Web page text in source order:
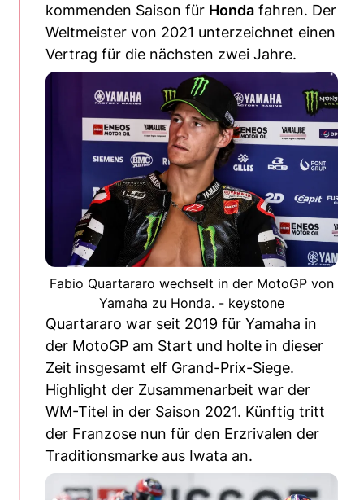
kommenden Saison für Honda fahren. Der
Weltmeister von 2021 unterzeichnet einen
Vertrag für die nächsten zwei Jahre.
Fabio Quartararo wechselt in der MotoGP von
Yamaha zu Honda. - keystone
Quartararo war seit 2019 für Yamaha in
der MotoGP am Start und holte in dieser
Zeit insgesamt elf Grand-Prix-Siege.
Highlight der Zusammenarbeit war der
WM-Titel in der Saison 2021. Künftig tritt
der Franzose nun für den Erzrivalen der
Traditionsmarke aus Iwata an.